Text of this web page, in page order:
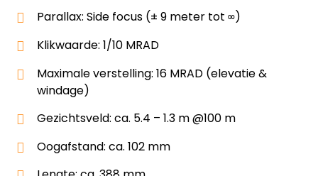
Parallax: Side focus (± 9 meter tot ∞)
Klikwaarde: 1/10 MRAD
Maximale verstelling: 16 MRAD (elevatie &
windage)
Gezichtsveld: ca. 5.4 – 1.3 m @100 m
Oogafstand: ca. 102 mm